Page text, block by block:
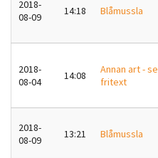
2018-
08-09
14:18 Blåmussla
2018-
08-04
14:08
Annan art - se
fritext
2018-
08-09
13:21 Blåmussla